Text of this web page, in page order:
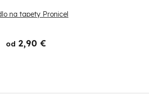
na tapety Pronicel
od 2,90 €